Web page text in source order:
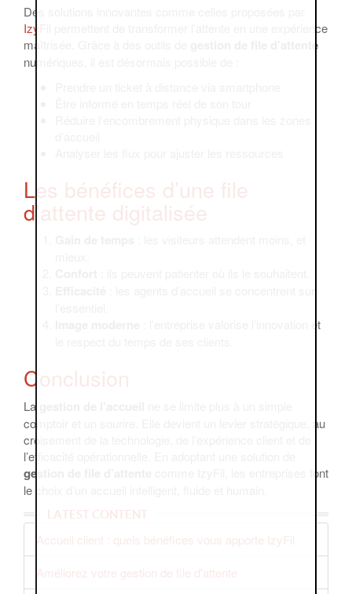
Des solutions innovantes comme celles proposées par
IzyFil
permettent de transformer l’attente en une expérience
maîtrisée. Grâce à des outils de
gestion de file d’attente
numériques, il est désormais possible de :
Les bénéfices d’une file
d’attente digitalisée
: l’entreprise valorise l’innovation et
Conclusion
La
comptoir et un sourire. Elle devient un levier stratégique, au
croisement de la technologie, de l’expérience client et de
l’efficacité opérationnelle. En adoptant une solution de
gestion de file d’attente
comme IzyFil, les entreprises font
le choix d’un accueil intelligent, fluide et humain.
LATEST CONTENT
Accueil client : quels bénéfices vous apporte IzyFil
Améliorez votre gestion de file d'attente